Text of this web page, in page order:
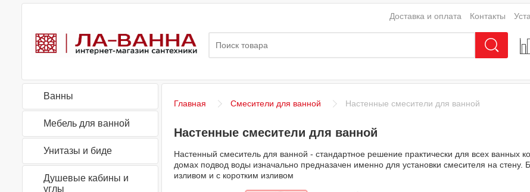
Доставка и оплата Контакты
Ванны
Мебель для ванной
Унитазы и биде
Душевые кабины и
углы
Главная Смесители для ванной Настенные смесители для ванной
Настенные смесители для ванной
Настенный смеситель для ванной - стандартное решение практически для всех ванных
домах подвод воды изначально предназачен именно для установки смесителя на
изливом и с коротким изливом